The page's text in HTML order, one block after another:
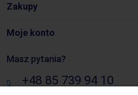
Zakupy
Moje konto
Masz pytania?
+48 85 739 94 10